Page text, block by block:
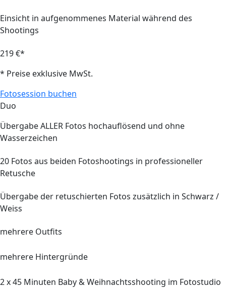
Einsicht in aufgenommenes Material während des
Shootings
219 €*
* Preise exklusive MwSt.
Fotosession buchen
Duo
ÜbergabeALLER Fotos hochauflösend und ohne
Wasserzeichen
20 Fotos aus beiden Fotoshootings in professioneller
Retusche
Übergabe der retuschierten Fotos zusätzlich in Schwarz /
Weiss
mehrere Outfits
mehrere Hintergründe
2 x 45 Minuten Baby & Weihnachtsshooting im Fotostudio